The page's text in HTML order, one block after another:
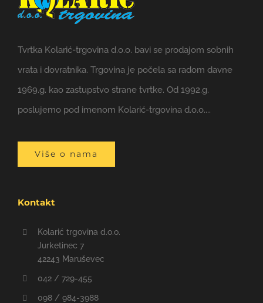
Tvrtka Kolarić-trgovina d.o.o. bavi se prodajom sobnih
vrata i dovratnika. Trgovina je počela sa radom davne
1969.g. kao zastupstvo strane tvrtke. Od 1992.g.
poslujemo pod imenom Kolarić-trgovina d.o.o....
Više o nama
Kontakt
Kolarić trgovina d.o.o.
Jurketinec 7
42243 Maruševec
042 / 729-455
098 / 984-3988